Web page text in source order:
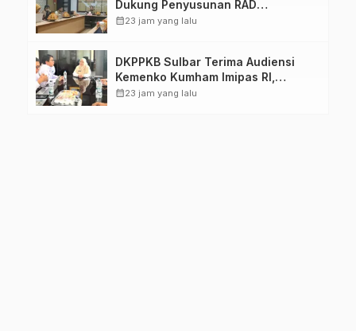
Dukung Penyusunan RAD
TPB/SDGs Sulawesi Barat
calendar_month23 jam yang lalu
DKPPKB Sulbar Terima Audiensi
Kemenko Kumham Imipas RI,
Perkuat Pelayanan Kesehatan bagi
calendar_month23 jam yang lalu